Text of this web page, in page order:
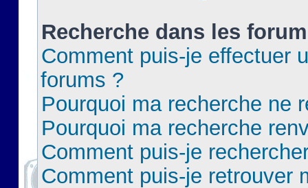
Recherche dans les
Comment puis-je effectuer
forums ?
Pourquoi ma recherche ne
Pourquoi ma recherche
Comment puis-je
Comment puis-je retrouver